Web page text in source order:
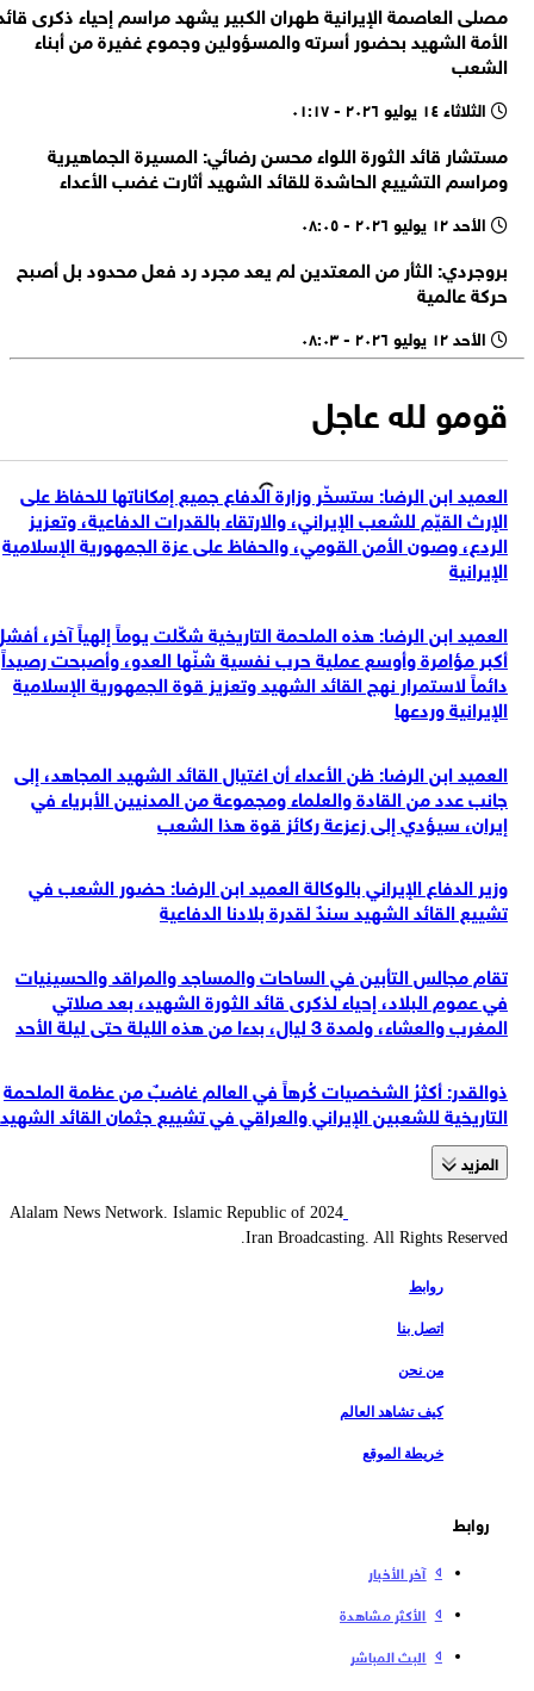
على تملك الأجانب للممتلكات الخاصة
واس: ولي العهد و ماكرون بحثا خلال الاتصال الهاتفي جهود تعزيز الاستقرار
بالمنطقة وتحقيق أمن وحرية الملاحة البحرية
السيناتور الأمريكي بيرني ساندرز: علينا وقف دعم حكومة "إسرائيل" المتطرفة
التي نفذت إبادة جماعية بحق الفلسطينيين
مصادر فلسطينية: قوات جيش الاحتلال الإسرائيلي تنسحب من مخيم قلنديا
بعد عدوان عسكري استمر يومين
مصلى العاصمة الإيرانية طهران الكبير يشهد مراسم إحياء ذكرى قائد
الأمة الشهيد بحضور أسرته والمسؤولين وجموع غفيرة من أبناء
الشعب
الثلاثاء ١٤ يوليو ٢٠٢٦ - ٠١:١٧
مستشار قائد الثورة اللواء محسن رضائي: المسيرة الجماهيرية
ومراسم التشييع الحاشدة للقائد الشهيد أثارت غضب الأعداء
الأحد ١٢ يوليو ٢٠٢٦ - ٠٨:٠٥
بروجردي: الثأر من المعتدين لم يعد مجرد رد فعل محدود بل أصبح
حركة عالمية
الأحد ١٢ يوليو ٢٠٢٦ - ٠٨:٠٣
قومو لله عاجل
العميد ابن الرضا: ستسخّر وزارة الدفاع جميع إمكاناتها للحفاظ على
الإرث القيّم للشعب الإيراني، والارتقاء بالقدرات الدفاعية، وتعزيز
الردع، وصون الأمن القومي، والحفاظ على عزة الجمهورية الإسلامية
الإيرانية
العميد ابن الرضا: هذه الملحمة التاريخية شكّلت يوماً إلهياً آخر، أفشل
أكبر مؤامرة وأوسع عملية حرب نفسية شنّها العدو، وأصبحت رصيداً
دائماً لاستمرار نهج القائد الشهيد وتعزيز قوة الجمهورية الإسلامية
الإيرانية وردعها
العميد ابن الرضا: ظن الأعداء أن اغتيال القائد الشهيد المجاهد، إلى
جانب عدد من القادة والعلماء ومجموعة من المدنيين الأبرياء في
إيران، سيؤدي إلى زعزعة ركائز قوة هذا الشعب
وزير الدفاع الإيراني بالوكالة العميد ابن الرضا: حضور الشعب في
تشييع القائد الشهيد سندٌ لقدرة بلادنا الدفاعية
تقام مجالس التأبين في الساحات والمساجد والمراقد والحسينيات
في عموم البلاد، إحياء لذكرى قائد الثورة الشهيد، بعد صلاتي
المغرب والعشاء، ولمدة 3 ليال، بدءا من هذه الليلة حتى ليلة الأحد
ذوالقدر: أكثرُ الشخصيات كُرهاً في العالم غاضبٌ من عظمة الملحمة
التاريخية للشعبين الإيراني والعراقي في تشييع جثمان القائد الشهيد
المزید
2024 Alalam News Network. Islamic Republic of
Iran Broadcasting. All Rights Reserved.
روابط
اتصل بنا
من نحن
كيف تشاهد العالم
خريطة الموقع
روابط
آخر الأخبار
الأكثر مشاهدة
البث المباشر